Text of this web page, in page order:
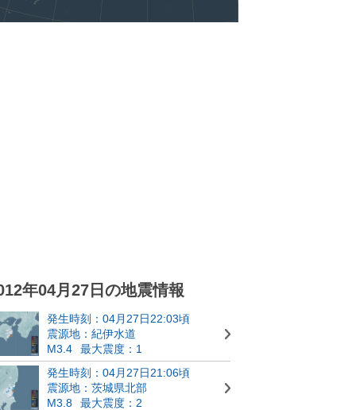
年04月27日の地震情報
発生時刻：04月27日22:03頃
震源地：紀伊水道
M3.4
最大震度：1
発生時刻：04月27日21:06頃
震源地：茨城県北部
M3.8
最大震度：2